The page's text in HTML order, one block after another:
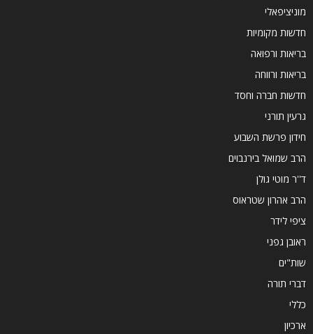
מוניציפאלי
חדשות מקומיות
בריאות ורפואה
בריאות ורווחה
חדשות חברה וחסד
גרעין תורני
חידון פרשת השבוע
הרב שמואל בירנבוים
ד''ר מוטי גולן
הרב אהרון שטראוס
ציפי לידר
ראובן גפני
שות"ים
דברי תורה
כללי
ארכיון